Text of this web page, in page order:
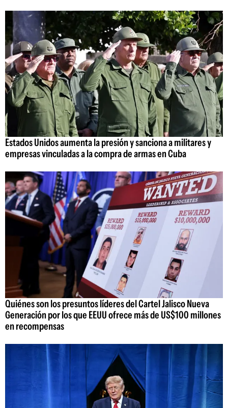
Estados Unidos aumenta la presión y sanciona a militares y
empresas vinculadas a la compra de armas en Cuba
Quiénes son los presuntos líderes del Cartel Jalisco Nueva
Generación por los que EEUU ofrece más de US$100 millones
en recompensas